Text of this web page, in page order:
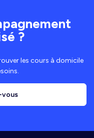
?
les cours à domicile
vous